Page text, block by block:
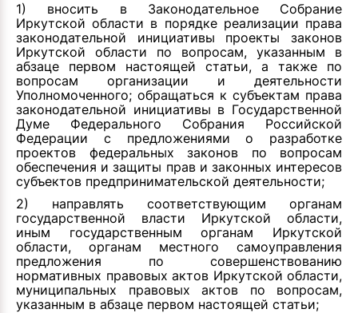
1) вносить в Законодательное Собрание
Иркутской области в порядке реализации права
законодательной инициативы проекты законов
Иркутской области по вопросам, указанным в
абзаце первом настоящей статьи, а также по
вопросам организации и деятельности
Уполномоченного; обращаться к субъектам права
законодательной инициативы в Государственной
Думе Федерального Собрания Российской
Федерации с предложениями о разработке
проектов федеральных законов по вопросам
обеспечения и защиты прав и законных интересов
субъектов предпринимательской деятельности;
2) направлять соответствующим органам
государственной власти Иркутской области,
иным государственным органам Иркутской
области, органам местного самоуправления
предложения по совершенствованию
нормативных правовых актов Иркутской области,
муниципальных правовых актов по вопросам,
указанным в абзаце первом настоящей статьи;